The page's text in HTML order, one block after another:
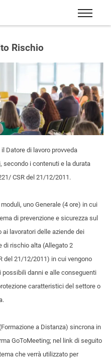
Rischio
Datore di lavoro provveda
secondo i contenuti e la durata
CSR del 21/12/2011.
uno Generale (4 ore) in cui
di prevenzione e sicurezza sul
ai lavoratori delle aziende dei
di rischio alta (Allegato 2
del 21/12/2011) in cui vengono
danni e alle conseguenti
caratteristici del settore o
a Distanza) sincrona in
GoToMeeting; nel link di seguito
che verrà utilizzato per